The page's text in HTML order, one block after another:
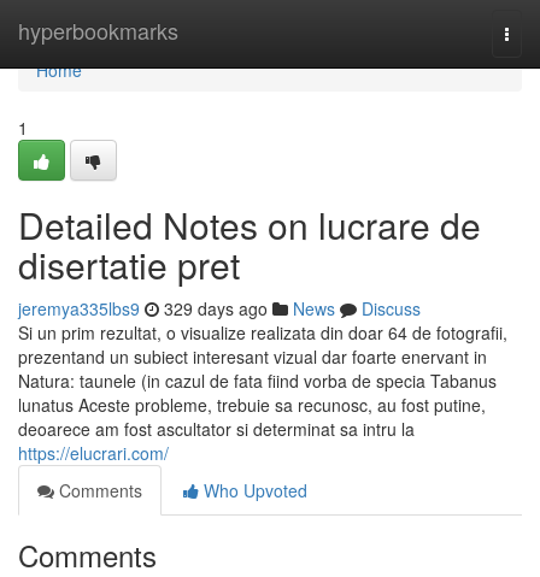
hyperbookmarks
Home
Home
1
Detailed Notes on lucrare de
disertatie pret
jeremya335lbs9 329 days ago News
Discuss
Si un prim rezultat, o visualize realizata din doar 64 de fotografii,
prezentand un subiect interesant vizual dar foarte enervant in
Natura: taunele (in cazul de fata fiind vorba de specia Tabanus
lunatus Aceste probleme, trebuie sa recunosc, au fost putine,
deoarece am fost ascultator si determinat sa intru la
https://elucrari.com/
Comments
Who Upvoted
Comments